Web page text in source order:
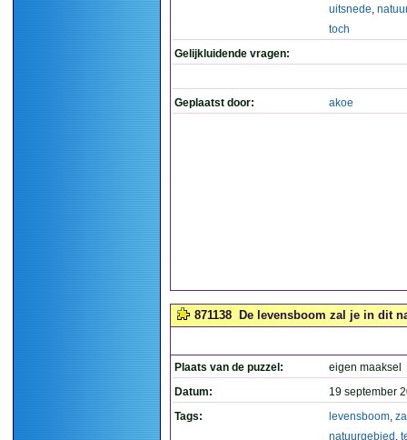
uitsnede,
toch
Gelijkluidende vragen:
Geplaatst door: akoe
871138 De levensboom zal je in dit
Plaats van de puzzel:
eigen maaksel
Datum:
19 september
Tags:
levensboom,
natuurgebied ,